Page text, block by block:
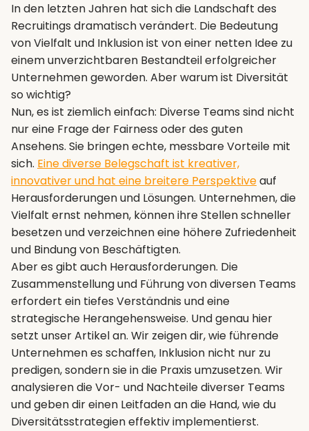
In den letzten Jahren hat sich die Landschaft des
Recruitings dramatisch verändert. Die Bedeutung
von Vielfalt und Inklusion ist von einer netten Idee zu
einem unverzichtbaren Bestandteil erfolgreicher
Unternehmen geworden. Aber warum ist Diversität
so wichtig?
Nun, es ist ziemlich einfach: Diverse Teams sind nicht
nur eine Frage der Fairness oder des guten
Ansehens. Sie bringen echte, messbare Vorteile mit
sich. Eine diverse Belegschaft ist kreativer,
innovativer und hat eine breitere Perspektiveauf
Herausforderungen und Lösungen. Unternehmen, die
Vielfalt ernst nehmen, können ihre Stellen schneller
besetzen und verzeichnen eine höhere Zufriedenheit
und Bindung von Beschäftigten.
Aber es gibt auch Herausforderungen. Die
Zusammenstellung und Führung von diversen Teams
erfordert ein tiefes Verständnis und eine
strategische Herangehensweise. Und genau hier
setzt unser Artikel an. Wir zeigen dir, wie führende
Unternehmen es schaffen, Inklusion nicht nur zu
predigen, sondern sie in die Praxis umzusetzen. Wir
analysieren die Vor- und Nachteile diverser Teams
und geben dir einen Leitfaden an die Hand, wie du
Diversitätsstrategien effektiv implementierst.